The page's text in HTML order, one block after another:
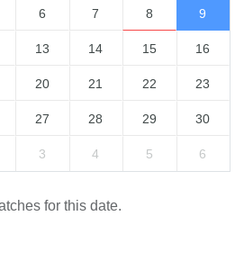
6 7 8 9
13 14 15 16
20 21 22 23
27 28 29 30
3 4 5 6
for this date.